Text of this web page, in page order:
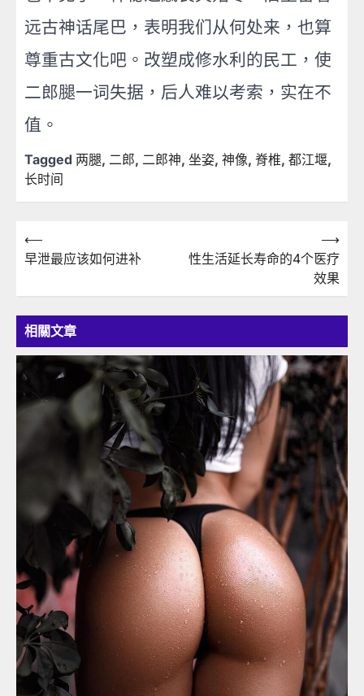
远古神话尾巴，表明我们从何处来，也算
尊重古文化吧。改塑成修水利的民工，使
二郎腿一词失据，后人难以考索，实在不
值。
Tagged 两腿, 二郎, 二郎神, 坐姿, 神像, 脊椎, 都江堰,
长时间
文
章
導
覽
⟵
早泄最应该如何进补
性生活延长寿命的4个医疗
效果
⟶
相關文章